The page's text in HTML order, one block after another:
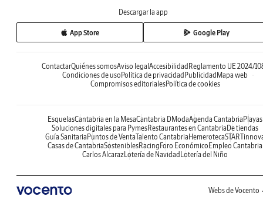
Descargar la app
App Store Google Play
ContactarQuiénes somosAviso legal Accesibilidad Reglamento UE 2024/
Condiciones de uso Política de privacidad Publicidad Mapa web
Compromisos editorialesPolítica de cookies
EsquelasCantabria en la MesaCantabria DModaAgenda Cantabria Playas
Soluciones digitales para PymesRestaurantes en Cantabria De tiendas
Guía Sanitaria Puntos de VentaTalento Cantabria Hemeroteca
Casas de CantabriaSosteniblesRacing Foro Económico Empleo Cantabria
Carlos AlcarazLotería de Navidad Lotería del Niño
Webs de Vocento